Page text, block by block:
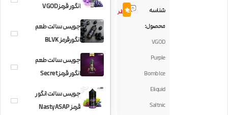
شناسه
محصول:
VGOD
Purple
Bomb Ice
Eliquid
Saltnic
2
نظر5.0
انگور قرمز VGOD
SaltNic Purple
Bomb
جویس سالت طعم
انگورقرمز BLVK
Grape
جویس سالت طعم
انگور قرمز Secret
SaltNic
جویس سالت انگور
قرمز Nasty ASAP